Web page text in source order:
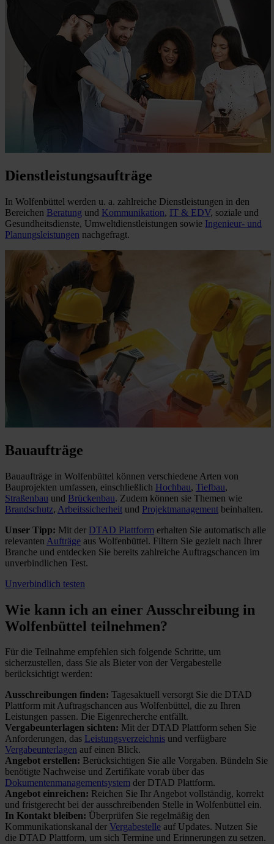
Dienstleistungsaufträge
In Wolfenbüttel werden u. a. zahlreiche Dienstleistungen in den
Bereichen Beratung und Kommunikation, IT & EDV, soziale und
Gesundheitsdienste, Umweltdienstleistungen sowie Ingenieur- und
Planungsleistungen nachgefragt.
Bauaufträge
Bauaufträge in Wolfenbüttel können verschiedene Arten von
Bauprojekten umfassen, einschließlich Hochbau, Tiefbau,
Straßenbau und Brückenbau. Zudem können sie Themen wie
Brandschutz, Arbeitssicherheit und Projektmanagement beinhalten.
Unser Tipp: Mit der DTAD Plattform erhalten Sie automatisch alle
relevanten Aufträge aus Wolfenbüttel. Filtern Sie gezielt nach Ihrer
Branche und entdecken Sie bereits zahlreiche Auftragschancen im
unverbindlichen Test.
Unverbindlich testen
Wie kann ich an einer Ausschreibung in
Wolfenbüttel teilnehmen?
Für die Teilnahme empfehlen sich folgende Schritte, um
sicherzustellen, dass Sie als Bieter von der Vergabestelle
berücksichtigt werden:
Ausschreibungen finden: Tagesaktuell versorgt Sie die DTAD
Plattform mit Auftragschancen aus Wolfenbüttel, die zu Ihren
Leistungen passen. Die Eigenrecherche entfällt.
Vergabeunterlagen sichten: Mit der DTAD Plattform sehen Sie
Anforderungen, das Leistungsverzeichnis und verfügbare
Vergabeunterlagen auf einen Blick.
Angebot erstellen: Berücksichtigen Sie alle Vorgaben. Bündeln Sie
benötigte Nachweise und Zertifikate vorab über das
Dokumentenmanagementsystem der DTAD Plattform.
Angebot einreichen: Reichen Sie Ihr Angebot vollständig, korrekt
und fristgerecht bei der ausschreibenden Stelle in Wolfenbüttel ein.
In Kontakt bleiben: Überprüfen Sie regelmäßig den
Kommunikationskanal der Vergabestelle auf Updates. Nutzen Sie
die DTAD Plattform, um sich Termine und Erinnerungen zu setzen.